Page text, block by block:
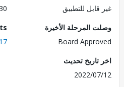
للتطبيق
06/30
المرحلة الأخيرة
Board
P127317
تحديث
2022/